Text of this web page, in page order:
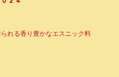
れる香り豊かなエスニック料